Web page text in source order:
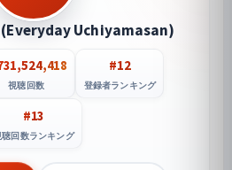
Uchiyamasan)
視聴回数
#12
登録者ランキング
#13
聴回数ランキング